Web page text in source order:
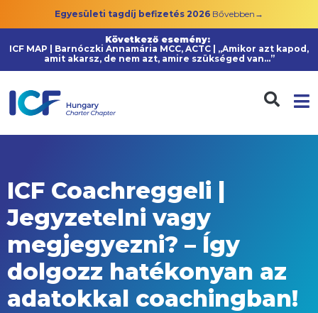
Egyesületi tagdíj befizetés 2026 Bővebben→
Következő esemény:
ICF MAP | Barnóczki Annamária MCC, ACTC | „Amikor azt kapod,
amit akarsz, de nem azt, amire szükséged van…”
ICF Coachreggeli |
Jegyzetelni vagy
megjegyezni? – Így
dolgozz hatékonyan az
adatokkal coachingban!